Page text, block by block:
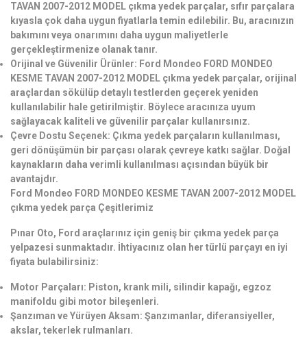
TAVAN 2007-2012 MODEL çıkma yedek parçalar, sıfır parçalara
kıyasla çok daha uygun fiyatlarla temin edilebilir. Bu, aracınızın
bakımını veya onarımını daha uygun maliyetlerle
gerçekleştirmenize olanak tanır.
Orijinal ve Güvenilir Ürünler: Ford Mondeo FORD MONDEO
KESME TAVAN 2007-2012 MODEL çıkma yedek parçalar, orijinal
araçlardan sökülüp detaylı testlerden geçerek yeniden
kullanılabilir hale getirilmiştir. Böylece aracınıza uyum
sağlayacak kaliteli ve güvenilir parçalar kullanırsınız.
Çevre Dostu Seçenek: Çıkma yedek parçaların kullanılması,
geri dönüşümün bir parçası olarak çevreye katkı sağlar. Doğal
kaynakların daha verimli kullanılması açısından büyük bir
avantajdır.
Ford Mondeo FORD MONDEO KESME TAVAN 2007-2012 MODEL
çıkma yedek parça Çeşitlerimiz
Pınar Oto, Ford araçlarınız için geniş bir çıkma yedek parça
yelpazesi sunmaktadır. İhtiyacınız olan her türlü parçayı en iyi
fiyata bulabilirsiniz:
Motor Parçaları: Piston, krank mili, silindir kapağı, egzoz
manifoldu gibi motor bileşenleri.
Şanzıman ve Yürüyen Aksam: Şanzımanlar, diferansiyeller,
akslar, tekerlek rulmanları.